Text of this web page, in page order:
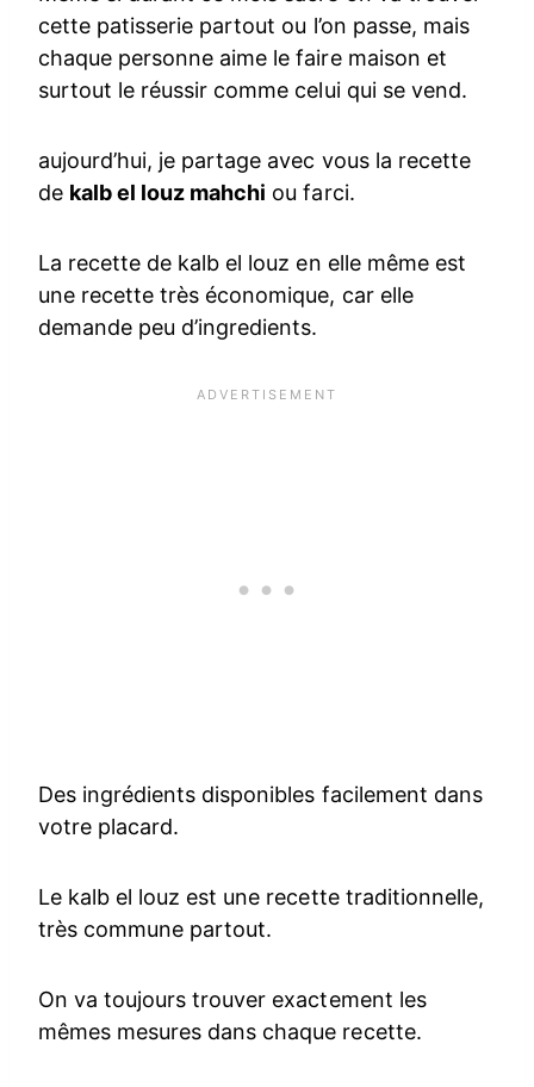
cette patisserie partout ou l’on passe, mais
chaque personne aime le faire maison et
surtout le réussir comme celui qui se vend.
aujourd’hui, je partage avec vous la recette
de kalb el louz mahchi ou farci.
La recette de kalb el louz en elle même est
une recette très économique, car elle
demande peu d’ingredients.
Des ingrédients disponibles facilement dans
votre placard.
Le kalb el louz est une recette traditionnelle,
très commune partout.
On va toujours trouver exactement les
mêmes mesures dans chaque recette.